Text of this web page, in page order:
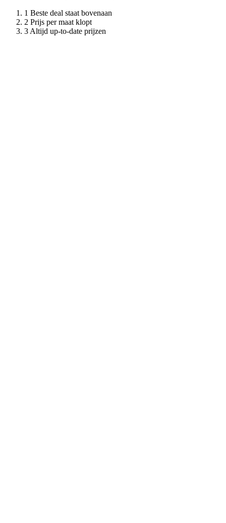
Beste deal staat bovenaan
Prijs per maat klopt
Altijd up-to-date prijzen